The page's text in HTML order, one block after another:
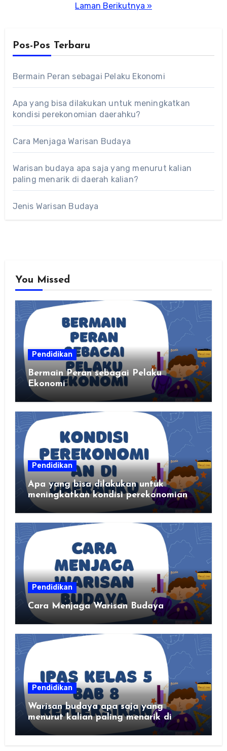
Laman Berikutnya »
Pos-Pos Terbaru
Bermain Peran sebagai Pelaku Ekonomi
Apa yang bisa dilakukan untuk meningkatkan
kondisi perekonomian daerahku?
Cara Menjaga Warisan Budaya
Warisan budaya apa saja yang menurut kalian
paling menarik di daerah kalian?
Jenis Warisan Budaya
You Missed
Pendidikan
Bermain Peran sebagai Pelaku
Ekonomi
Pendidikan
Apa yang bisa dilakukan untuk
meningkatkan kondisi perekonomian
daerahku?
Pendidikan
Cara Menjaga Warisan Budaya
Pendidikan
Warisan budaya apa saja yang
menurut kalian paling menarik di